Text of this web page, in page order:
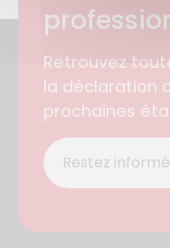
Retrouvez
la déclaration
prochaines
Restez